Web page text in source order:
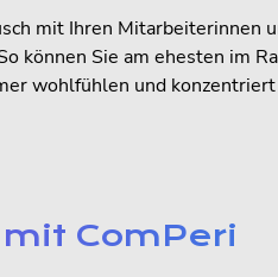
mit Ihren Mitarbeiterinnen
können Sie am ehesten im
wohlfühlen und
ComPeri